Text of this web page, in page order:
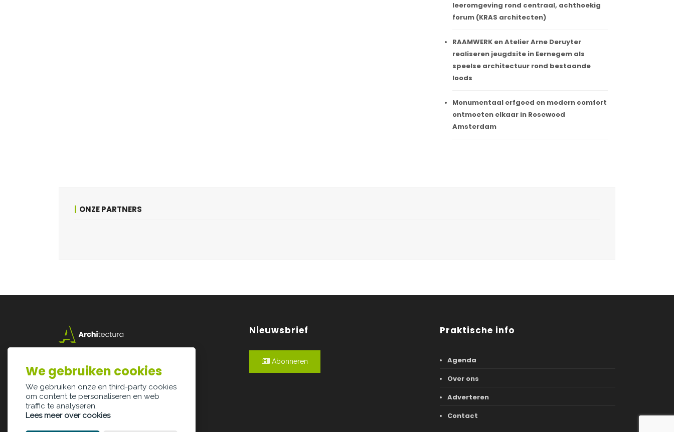
leeromgeving rond centraal, achthoekig
forum (KRAS architecten)
RAAMWERK en Atelier Arne Deruyter
realiseren jeugdsite in Eernegem als
speelse architectuur rond bestaande
loods
Monumentaal erfgoed en modern comfort
ontmoeten elkaar in Rosewood
Amsterdam
ONZE PARTNERS
3500 Hasselt
info@architectura.be
Nieuwsbrief
Abonneren
Praktische info
Agenda
Over ons
Adverteren
Contact
We gebruiken cookies
We gebruiken onze en third-party cookies
om content te personaliseren en web
traffic te analyseren.
Lees meer over cookies